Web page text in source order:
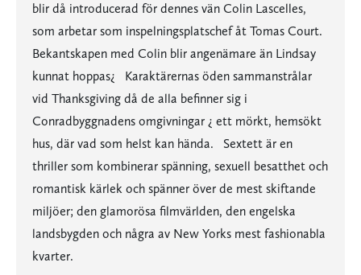
blir då introducerad för dennes vän Colin Lascelles,
som arbetar som inspelningsplatschef åt Tomas Court.
Bekantskapen med Colin blir angenämare än Lindsay
kunnat hoppas¿ Karaktärernas öden sammanstrålar
vid Thanksgiving då de alla befinner sig i
Conradbyggnadens omgivningar ¿ ett mörkt, hemsökt
hus, där vad som helst kan hända. Sextett är en
thriller som kombinerar spänning, sexuell besatthet och
romantisk kärlek och spänner över de mest skiftande
miljöer; den glamorösa filmvärlden, den engelska
landsbygden och några av New Yorks mest fashionabla
kvarter.